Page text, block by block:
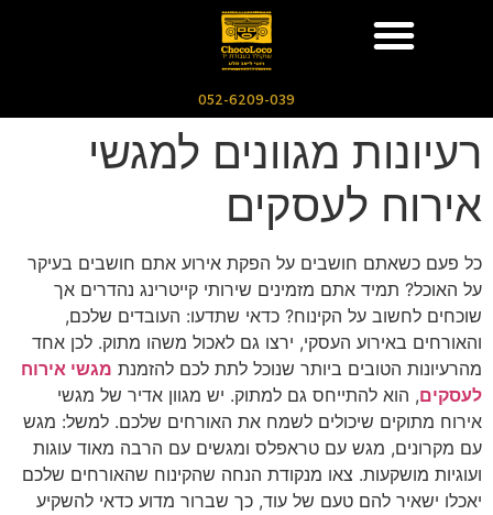
052-6209-039
רעיונות מגוונים למגשי
אירוח לעסקים
כל פעם כשאתם חושבים על הפקת אירוע אתם חושבים בעיקר
על האוכל? תמיד אתם מזמינים שירותי קייטרינג נהדרים אך
שוכחים לחשוב על הקינוח? כדאי שתדעו: העובדים שלכם,
והאורחים באירוע העסקי, ירצו גם לאכול משהו מתוק. לכן אחד
מהרעיונות הטובים ביותר שנוכל לתת לכם להזמנת מגשי אירוח
לעסקים, הוא להתייחס גם למתוק. יש מגוון אדיר של מגשי
אירוח מתוקים שיכולים לשמח את האורחים שלכם. למשל: מגש
עם מקרונים, מגש עם טראפלס ומגשים עם הרבה מאוד עוגות
ועוגיות מושקעות. צאו מנקודת הנחה שהקינוח שהאורחים שלכם
יאכלו ישאיר להם טעם של עוד, כך שברור מדוע כדאי להשקיע